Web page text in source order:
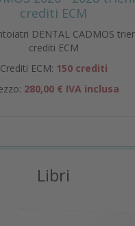
crediti ECM
DENTAL CADMOS
crediti ECM
Crediti ECM: 150 crediti
280,00 € IVA inclusa
Libri